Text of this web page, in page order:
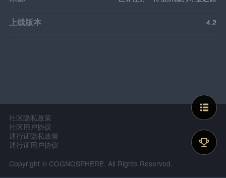
上线版本 4.2
社区隐私政策
社区用户协议
通行证隐私政策
通行证用户协议
Copyright © COGNOSPHERE. All Rights Reserved.